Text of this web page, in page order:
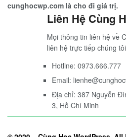
cunghocwp.com là cho đi giá trị.
Liên Hệ Cùng
Mọi thông tin liên hệ về
liên hệ trực tiếp chúng
Hotline: 0973.666.777
Email:
Địa chỉ: 387 Nguyễn
3, Hồ Chí Minh